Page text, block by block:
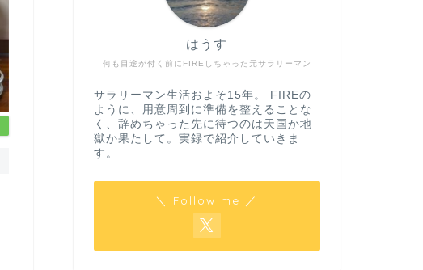
何も目途が付く前にFIREしちゃった元サラリーマン
はうす
サラリーマン生活およそ15年。 FIREの
ように、用意周到に準備を整えることな
く、辞めちゃった先に待つのは天国か地
獄か果たして。実録で紹介していきま
す。
＼ Follow me ／